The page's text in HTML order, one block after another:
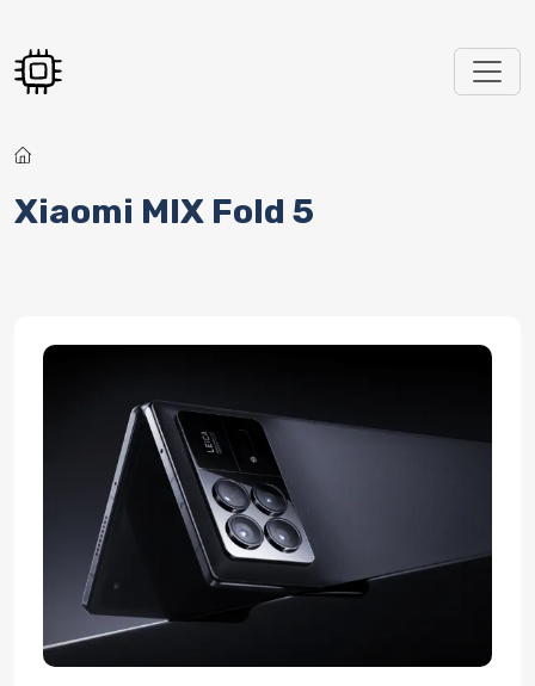
Xiaomi MIX Fold 5